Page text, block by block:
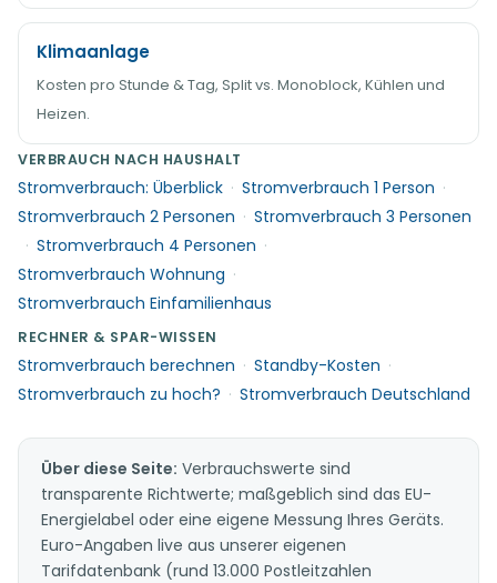
Klimaanlage
Kosten pro Stunde & Tag, Split vs. Monoblock, Kühlen und
Heizen.
VERBRAUCH NACH HAUSHALT
Stromverbrauch: Überblick · Stromverbrauch 1 Person ·
Stromverbrauch 2 Personen · Stromverbrauch 3 Personen
· Stromverbrauch 4 Personen ·
Stromverbrauch Wohnung ·
Stromverbrauch Einfamilienhaus
RECHNER & SPAR-WISSEN
Stromverbrauch berechnen · Standby-Kosten ·
Stromverbrauch zu hoch? · Stromverbrauch Deutschland
Über diese Seite: Verbrauchswerte sind
transparente Richtwerte; maßgeblich sind das EU-
Energielabel oder eine eigene Messung Ihres Geräts.
Euro-Angaben live aus unserer eigenen
Tarifdatenbank (rund 13.000 Postleitzahlen